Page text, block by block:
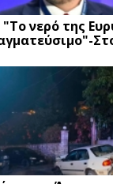
νερό της